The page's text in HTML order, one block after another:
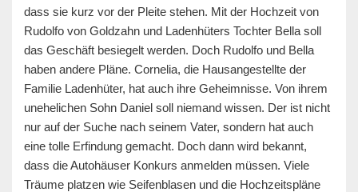
dass sie kurz vor der Pleite stehen. Mit der Hochzeit von
Rudolfo von Goldzahn und Ladenhüters Tochter Bella soll
das Geschäft besiegelt werden. Doch Rudolfo und Bella
haben andere Pläne. Cornelia, die Hausangestellte der
Familie Ladenhüter, hat auch ihre Geheimnisse. Von ihrem
unehelichen Sohn Daniel soll niemand wissen. Der ist nicht
nur auf der Suche nach seinem Vater, sondern hat auch
eine tolle Erfindung gemacht. Doch dann wird bekannt,
dass die Autohäuser Konkurs anmelden müssen. Viele
Träume platzen wie Seifenblasen und die Hochzeitspläne